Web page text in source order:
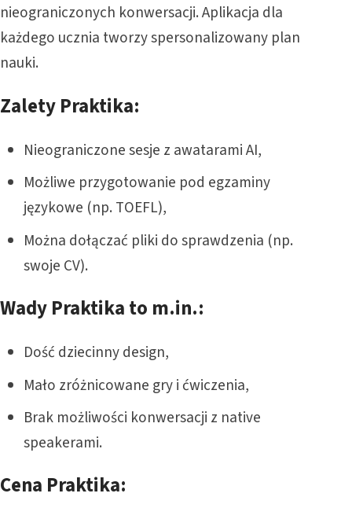
nieograniczonych konwersacji. Aplikacja dla
każdego ucznia tworzy spersonalizowany plan
nauki.
Zalety Praktika:
Nieograniczone sesje z awatarami AI,
Możliwe przygotowanie pod egzaminy
językowe (np. TOEFL),
Można dołączać pliki do sprawdzenia (np.
swoje CV).
Wady Praktika to m.in.:
Dość dziecinny design,
Mało zróżnicowane gry i ćwiczenia,
Brak możliwości konwersacji z native
speakerami.
Cena Praktika: